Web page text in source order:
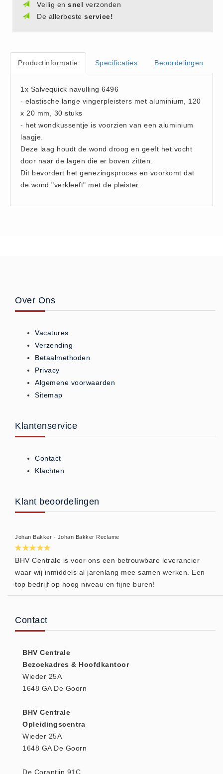
AED elektroden (18)
AED trainers (14)
BHV kasten (5)
BHV Kleding
Hesjes (9)
BHV middelen
BHV kasten (0)
Evacuatie - Zaklampen (0)
Kleding - Hesjes (0)
Brandblusmiddelen
Blusdekens (1)
CO melders (2)
Brandvertragend
Brandvertragend (9)
Brandwondmaterialen
Brandwondmaterialen -
CO2 meters
Corona maatregelen
COVID-19 artikelen (0)
COVID-19 artikelen (0)
Desinfectants (6)
Geneesmiddelen (0)
Huidverzorging (5)
Koud - Warm kompressen (3)
Teken - Beten sets (5)
Eerste Hulp Paneel
Eerste Hulp Paneel (0)
Noodkoffer (0)
Noodverlichting (1)
Veilig en snel verzonden
De allerbeste service!
Productinformatie Specificaties Beoordelingen
1x Salvequick navulling 6496
- elastische lange vingerpleisters met aluminium, 120
x 20 mm, 30 stuks
- het wondkussentje is voorzien van een aluminium
laagje.
Deze laag houdt de wond droog en geeft het vocht
door naar de lagen die er boven zitten.
Dit bevordert het genezingsproces en voorkomt dat
de wond "verkleeft" met de pleister.
Over Ons
Vacatures
Verzending
Betaalmethoden
Privacy
Algemene voorwaarden
Sitemap
Klantenservice
Contact
Klachten
Klant beoordelingen
Johan Bakker - Johan Bakker Reclame
BHV Centrale is voor ons een betrouwbare leverancier
waar wij inmiddels al jarenlang mee samen werken. Een
top bedrijf op hoog niveau en fijne buren!
Contact
BHV Centrale
Bezoekadres & Hoofdkantoor
Wieder 25A
1648 GA De Goorn
BHV Centrale
Opleidingscentra
Wieder 25A
1648 GA De Goorn
De Corantijn 91C